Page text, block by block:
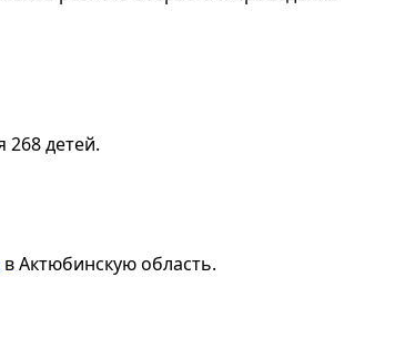
детей.
в Актюбинскую область.